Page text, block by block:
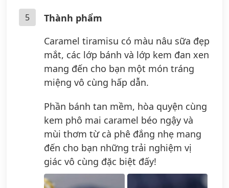
5
Thành phẩm
Caramel tiramisu có màu nâu sữa đẹp
mắt, các lớp bánh và lớp kem đan xen
mang đến cho bạn một món tráng
miệng vô cùng hấp dẫn.
Phần bánh tan mềm, hòa quyện cùng
kem phô mai caramel béo ngậy và
mùi thơm từ cà phê đắng nhẹ mang
đến cho bạn những trải nghiệm vị
giác vô cùng đặc biệt đấy!